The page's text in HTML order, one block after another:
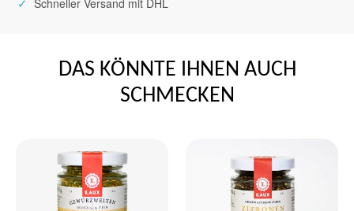
DAS KÖNNTE IHNEN AUCH
SCHMECKEN